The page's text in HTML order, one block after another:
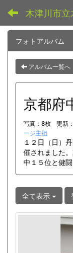
木津川市
フォトアルバム
アルバム一覧へ
京都府
写真：8枚 更新
ージ主担
１２日（日）
催されました
中１５位と健闘
全て表示